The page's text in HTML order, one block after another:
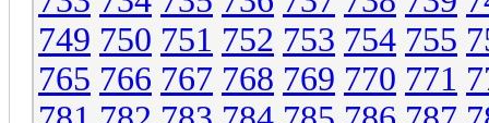
749 750 751 752 753 754 755
765 766 767 768 769 770 771